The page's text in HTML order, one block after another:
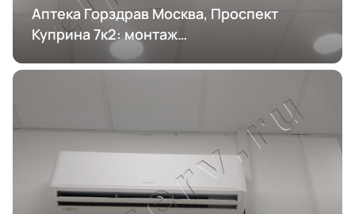
Аптека Горздрав Москва, Проспект
Куприна 7к2: монтаж
кондиционирования